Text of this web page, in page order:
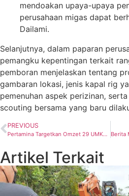
mendoakan upaya-upaya
perusahaan migas dapat
Dailami.
Selanjutnya, dalam paparan
pemangku kepentingan terkait
pemboran menjelaskan tentang
gambaran lokasi, jenis kapal rig
pemenuhan aspek perizinan,
scouting bersama yang baru
PREVIOUS
Pertamina Targetkan Omzet 29 UMKM Binaan di Inacraft 2024 Capai Rp 3 Miliar
Artikel Terkait